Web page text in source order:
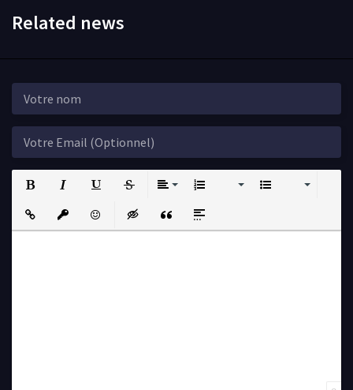
Related news
Strikethrough
Insert LinkInsert protected link
EmoticonsInsert hidden text
Insert QuoteInsert spoiler